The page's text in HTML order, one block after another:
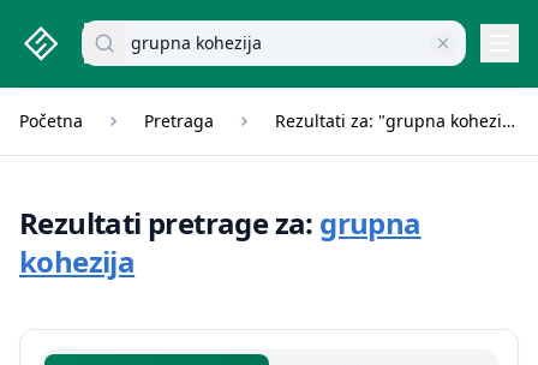
studenti.rs home page
Pretraži dokumente
Početna Pretraga Rezultati za: "grupna kohezija"
Rezultati pretrage za: grupna
kohezija